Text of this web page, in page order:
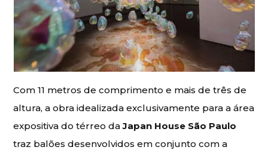
Com 11 metros de comprimento e mais de três de
altura, a obra idealizada exclusivamente para a área
expositiva do térreo daJapan House São Paulo
traz balões desenvolvidos em conjunto com a